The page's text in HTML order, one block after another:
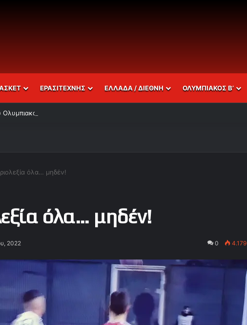
ΕΡΑΣΙΤΕΧΝΗΣ ΕΛΛΑΔΑ / ΔΙΕΘΝΗ ΟΛΥΜΠΙΑΚΟΣ Β’
όλα… μηδέν!
όλα… μηδέν!
2022 0 4.179